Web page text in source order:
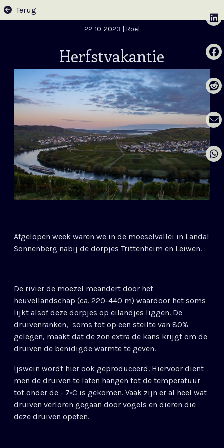
Terug
22-10-2023 | Roel
Herfstvakantie
Afgelopen week waren we in de moeselvallei in Landal
Sonnenberg nabij de dorpjes Trittenheim en Leiwen.
De rivier de moezel meandert door het
heuvellandschap (ca. 220-440 m) waardoor het soms
lijkt alsof deze dorpjes op eilandjes liggen. De
druivenranken, soms tot op een steilte van 80%
gelegen, maakt dat de zon extra de kans krijgt om de
druiven de benidigde warmte te geven.
Ijswein wordt hier ook geproduceerd. Hiervoor dient
men de druiven te laten hangen tot de temperatuur
tot onder de - 7•C is gekomen. Vaak zijn er al heel wat
druiven verloren gegaan door vogels en dieren die
deze druiven opeten.